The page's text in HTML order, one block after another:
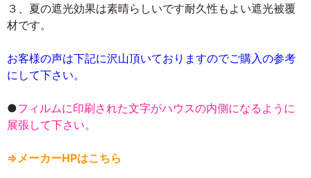
３、夏の遮光効果は素晴らしいです耐久性もよい遮光被覆
材です。
お客様の声は下記に沢山頂いておりますのでご購入の参考
にして下さい。
●フィルムに印刷された文字がハウスの内側になるように
展張して下さい。
⇒メーカーHPはこちら